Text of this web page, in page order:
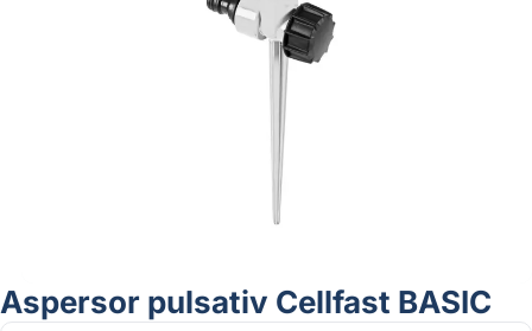
Aspersor pulsativ Cellfast BASIC